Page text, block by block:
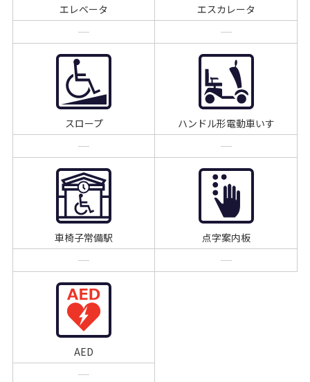
エレベータ エスカレータ
スロープ ハンドル形電動車いす
車椅子常備駅 点字案内板
AED